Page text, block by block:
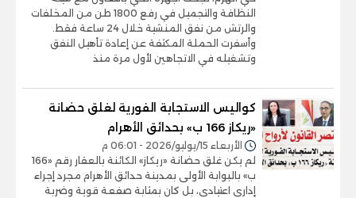
النظافة والتجميل في رفع 1800 طن من المخلفات
والرتش من نفق المنشية خلال 24 ساعة فقط.
وأسفرت الحملة المكثفة عن إعادة تأهيل النفق
وتشغيله في الاتجاهين لأول مرة منذ
كواليس الاستجابة الفورية لغلق حضانة
«ريكاز 166 ب» بحدائق الأهرام
الأربعاء 15/يوليو/2026 - 06:01 م
لم يكن غلق حضانة «ريكاز» الكائنة بالعقار رقم «166
ب» بالبوابة الأولى بمدينة حدائق الأهرام مجرد إجراء
إداري اعتيادي، بل كان بمثابة صفعة قوية وضربة